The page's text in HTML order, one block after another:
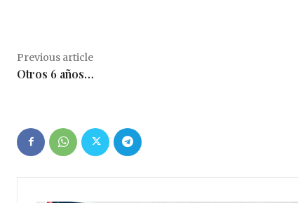
Previous article
Otros 6 años…